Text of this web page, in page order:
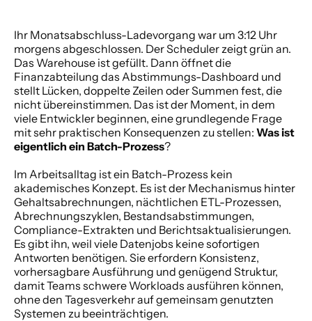
Ihr Monatsabschluss-Ladevorgang war um 3:12 Uhr
morgens abgeschlossen. Der Scheduler zeigt grün an.
Das Warehouse ist gefüllt. Dann öffnet die
Finanzabteilung das Abstimmungs-Dashboard und
stellt Lücken, doppelte Zeilen oder Summen fest, die
nicht übereinstimmen. Das ist der Moment, in dem
viele Entwickler beginnen, eine grundlegende Frage
mit sehr praktischen Konsequenzen zu stellen: Was ist
eigentlich ein Batch-Prozess?
Im Arbeitsalltag ist ein Batch-Prozess kein
akademisches Konzept. Es ist der Mechanismus hinter
Gehaltsabrechnungen, nächtlichen ETL-Prozessen,
Abrechnungszyklen, Bestandsabstimmungen,
Compliance-Extrakten und Berichtsaktualisierungen.
Es gibt ihn, weil viele Datenjobs keine sofortigen
Antworten benötigen. Sie erfordern Konsistenz,
vorhersagbare Ausführung und genügend Struktur,
damit Teams schwere Workloads ausführen können,
ohne den Tagesverkehr auf gemeinsam genutzten
Systemen zu beeinträchtigen.